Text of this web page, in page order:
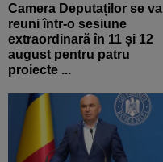
Camera Deputaților se va
reuni într-o sesiune
extraordinară în 11 și 12
august pentru patru
proiecte ...